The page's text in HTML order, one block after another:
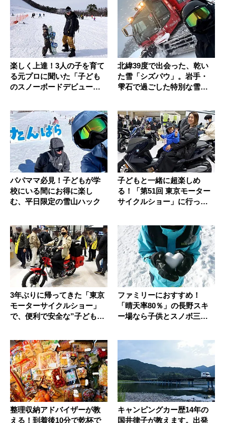
楽しく上達！3人の子を育て
る元プロに聞いた「子ども
のスノーボードデビュー」
北緯39度で出会った、乾い
た雪「シズパウ」。岩手・
雫石で過ごした特別な雪山
パパママ必見！子どもが学
校にいる間にお得に楽し
む、平日限定の雪山ハック
子どもと一緒に超楽しめ
る！「第51回 東京モーター
サイクルショー」に行って
3年ぶりに帰ってきた「東京
モーターサイクルショー」
で、便利で安全な”子どもと
ファミリーにおすすめ！
「晴天率80％」の長野スキ
ー場なら子供とスノボ三昧
整理収納アドバイザーが教
える！到着後10分で乾杯で
キャンピングカー歴14年の
国井律子が教えます。出発